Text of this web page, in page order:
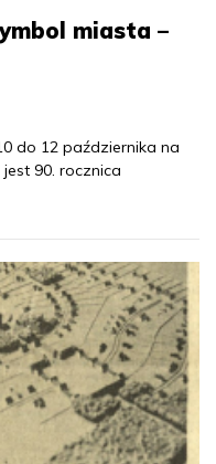
miasta –
do 12 października na
90. rocznica